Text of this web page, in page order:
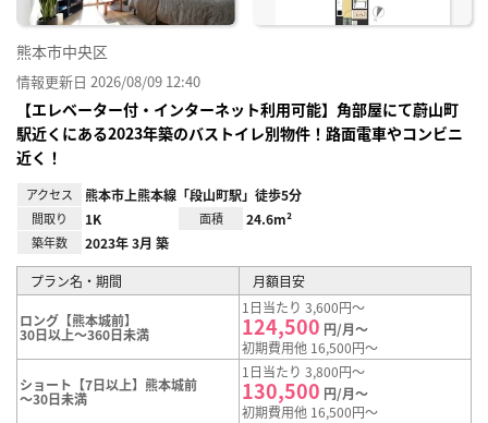
熊本市中央区
情報更新日 2026/08/09 12:40
【エレベーター付・インターネット利用可能】角部屋にて蔚山町
駅近くにある2023年築のバストイレ別物件！路面電車やコンビニ
近く！
アクセス 熊本市上熊本線「段山町駅」徒歩5分
間取り 1K 面積 24.6m²
築年数 2023年 3月 築
プラン名・期間 月額目安
ロング【熊本城前】
30日以上～360日未満
1日当たり 3,600円～
124,500 円/月～
初期費用他 16,500円～
ショート【7日以上】熊本城前
～30日未満
1日当たり 3,800円～
130,500 円/月～
初期費用他 16,500円～